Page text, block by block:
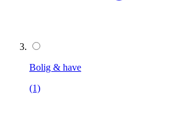
Bolig & have
(1)